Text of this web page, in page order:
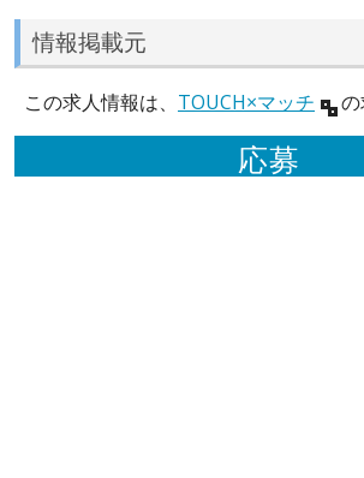
情報掲載元
この求人情報は、 TOUCH×マッチ の
応募